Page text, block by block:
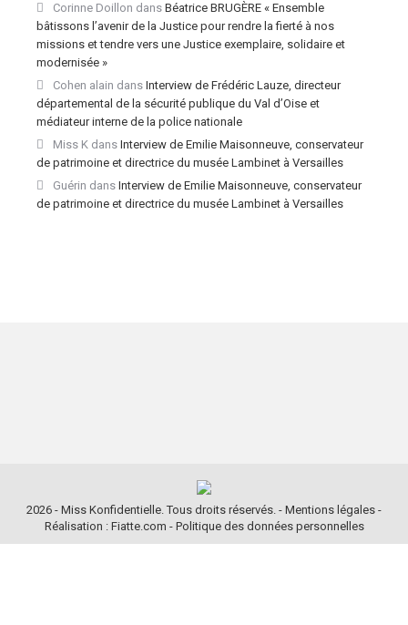
Corinne Doillon dans Béatrice BRUGÈRE « Ensemble
bâtissons l’avenir de la Justice pour rendre la fierté à nos
missions et tendre vers une Justice exemplaire, solidaire et
modernisée »
Cohen alain dans Interview de Frédéric Lauze, directeur
départemental de la sécurité publique du Val d’Oise et
médiateur interne de la police nationale
Miss K dans Interview de Emilie Maisonneuve, conservateur
de patrimoine et directrice du musée Lambinet à Versailles
Guérin dans Interview de Emilie Maisonneuve, conservateur
de patrimoine et directrice du musée Lambinet à Versailles
2026 - Miss Konfidentielle. Tous droits réservés. - Mentions légales -
Réalisation : Fiatte.com - Politique des données personnelles